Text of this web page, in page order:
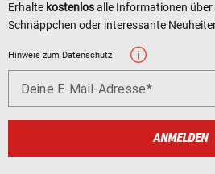
Erhalte kostenlosalle Informationen über
Schnäppchen oder interessante
Hinweis zum Datenschutz
Deine E-Mail-Adresse
ANMELDEN